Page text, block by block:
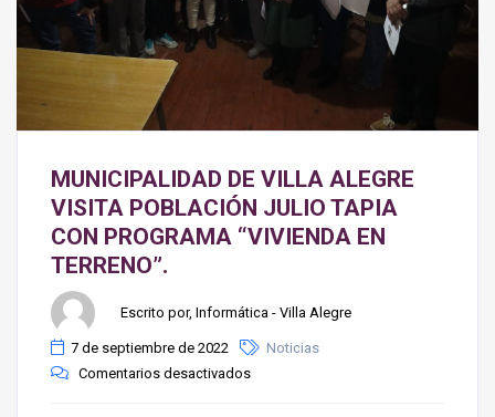
MUNICIPALIDAD DE VILLA ALEGRE
VISITA POBLACIÓN JULIO TAPIA
CON PROGRAMA “VIVIENDA EN
TERRENO”.
Escrito por, Informática - Villa Alegre
7 de septiembre de 2022
Noticias
Comentarios desactivados